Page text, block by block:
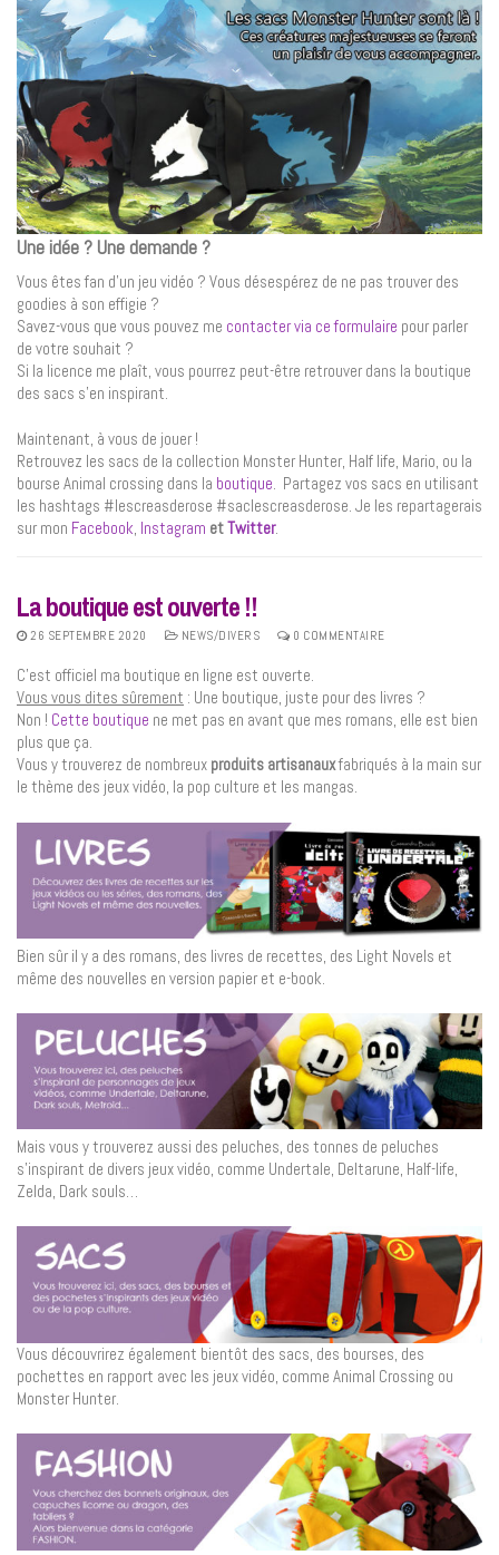
Une idée ? Une demande ?
Vous êtes fan d’un jeu vidéo ? Vous désespérez de ne pas trouver des
goodies à son effigie ?
Savez-vous que vous pouvez me contacter via ce formulaire pour parler
de votre souhait ?
Si la licence me plaît, vous pourrez peut-être retrouver dans la boutique
des sacs s’en inspirant.
Maintenant, à vous de jouer !
Retrouvez les sacs de la collection Monster Hunter, Half life, Mario, ou la
bourse Animal crossing dans la boutique. Partagez vos sacs en utilisant
les hashtags #lescreasderose #saclescreasderose. Je les repartagerais
sur mon Facebook, Instagram etTwitter.
La boutique est ouverte !!
26 SEPTEMBRE 2020 NEWS/DIVERS 0 COMMENTAIRE
C’est officiel ma boutique en ligne est ouverte.
Vous vous dites sûrement : Une boutique, juste pour des livres ?
Non ! Cette boutique ne met pas en avant que mes romans, elle est bien
plus que ça.
Vous y trouverez de nombreux produits artisanauxfabriqués à la main sur
le thème des jeux vidéo, la pop culture et les mangas.
Bien sûr il y a des romans, des livres de recettes, des Light Novels et
même des nouvelles en version papier et e-book.
Mais vous y trouverez aussi des peluches, des tonnes de peluches
s’inspirant de divers jeux vidéo, comme Undertale, Deltarune, Half-life,
Zelda, Dark souls…
Vous découvrirez également bientôt des sacs, des bourses, des
pochettes en rapport avec les jeux vidéo, comme Animal Crossing ou
Monster Hunter.